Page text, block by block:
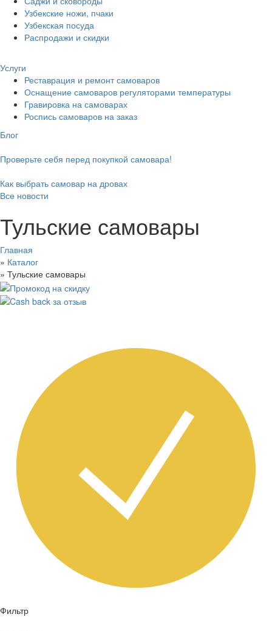
Узбекские ножи, пчаки
Узбекская посуда
Распродажи и скидки
Услуги
Реставрация и ремонт самоваров
Оснащение самоваров регуляторами температуры
Гравировка на самоварах
Роспись самоваров на заказ
Блог
Проверьте себя перед покупкой самовара!
Как выбрать самовар на дровах
Все новости
Тульские самовары
Главная
» Каталог
» Тульские самовары
Фильтр